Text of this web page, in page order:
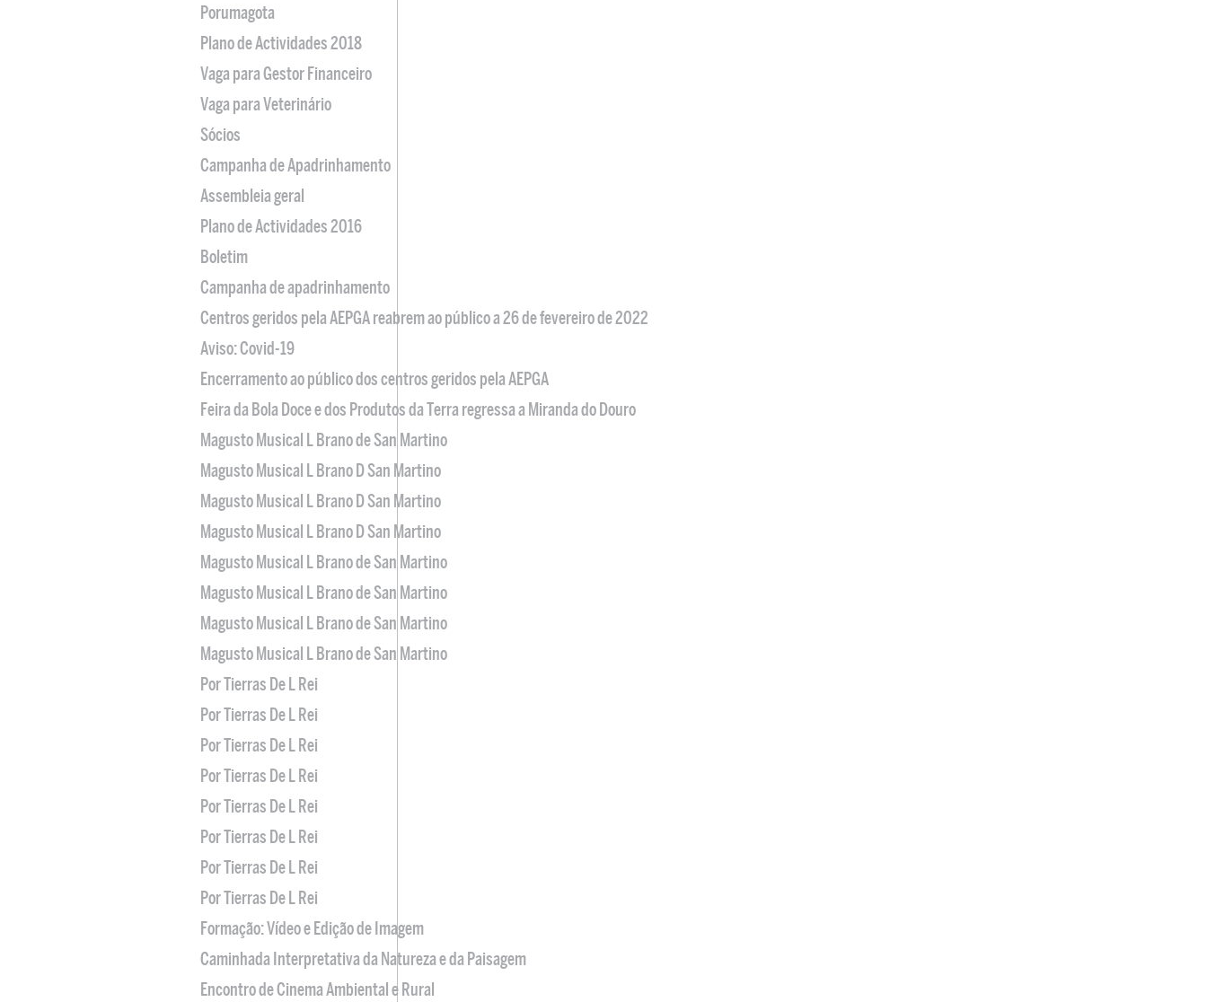
Porumagota
Plano de Actividades 2018
Vaga para Gestor Financeiro
Vaga para Veterinário
Sócios
Campanha de Apadrinhamento
Assembleia geral
Plano de Actividades 2016
Boletim
Campanha de apadrinhamento
Centros geridos pela AEPGA reabrem ao público a 26 de fevereiro de 2022
Aviso: Covid-19
Encerramento ao público dos centros geridos pela AEPGA
Feira da Bola Doce e dos Produtos da Terra regressa a Miranda do Douro
Magusto Musical L Brano de San Martino
Magusto Musical L Brano D San Martino
Magusto Musical L Brano D San Martino
Magusto Musical L Brano D San Martino
Magusto Musical L Brano de San Martino
Magusto Musical L Brano de San Martino
Magusto Musical L Brano de San Martino
Magusto Musical L Brano de San Martino
Por Tierras De L Rei
Por Tierras De L Rei
Por Tierras De L Rei
Por Tierras De L Rei
Por Tierras De L Rei
Por Tierras De L Rei
Por Tierras De L Rei
Por Tierras De L Rei
Formação: Vídeo e Edição de Imagem
Caminhada Interpretativa da Natureza e da Paisagem
Encontro de Cinema Ambiental e Rural